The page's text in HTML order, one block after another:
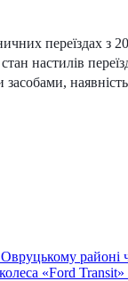
переїздах з
настилів
Овруцькому
«Ford